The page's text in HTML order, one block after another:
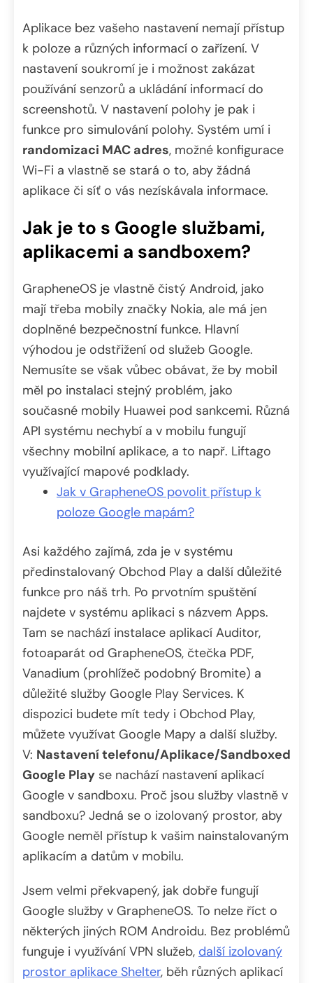
Aplikace bez vašeho nastavení nemají přístup
k poloze a různých informací o zařízení. V
nastavení soukromí je i možnost zakázat
používání senzorů a ukládání informací do
screenshotů. V nastavení polohy je pak i
funkce pro simulování polohy. Systém umí i
randomizaci MAC adres, možné konfigurace
Wi-Fi a vlastně se stará o to, aby žádná
aplikace či síť o vás nezískávala informace.
Jak je to s Google službami,
aplikacemi a sandboxem?
GrapheneOS je vlastně čistý Android, jako
mají třeba mobily značky Nokia, ale má jen
doplněné bezpečnostní funkce. Hlavní
výhodou je odstřižení od služeb Google.
Nemusíte se však vůbec obávat, že by mobil
měl po instalaci stejný problém, jako
současné mobily Huawei pod sankcemi. Různá
API systému nechybí a v mobilu fungují
všechny mobilní aplikace, a to např. Liftago
využívající mapové podklady.
Jak v GrapheneOS povolit přístup k
poloze Google mapám?
Asi každého zajímá, zda je v systému
předinstalovaný Obchod Play a další důležité
funkce pro náš trh. Po prvotním spuštění
najdete v systému aplikaci s názvem Apps.
Tam se nachází instalace aplikací Auditor,
fotoaparát od GrapheneOS, čtečka PDF,
Vanadium (prohlížeč podobný Bromite) a
důležité služby Google Play Services. K
dispozici budete mít tedy i Obchod Play,
můžete využívat Google Mapy a další služby.
V: Nastavení telefonu/Aplikace/Sandboxed
Google Play se nachází nastavení aplikací
Google v sandboxu. Proč jsou služby vlastně v
sandboxu? Jedná se o izolovaný prostor, aby
Google neměl přístup k vašim nainstalovaným
aplikacím a datům v mobilu.
Jsem velmi překvapený, jak dobře fungují
Google služby v GrapheneOS. To nelze říct o
některých jiných ROM Androidu. Bez problémů
funguje i využívání VPN služeb, další izolovaný
prostor aplikace Shelter, běh různých aplikací